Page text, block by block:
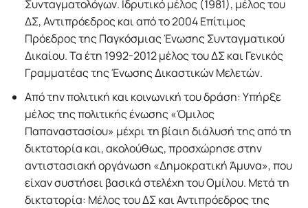
Συνταγματολόγων. Ιδρυτικό μέλος (1981), μέλος του
ΔΣ, Αντιπρόεδρος και από το 2004 Επίτιμος
Πρόεδρος της Παγκόσμιας Ένωσης Συνταγματικού
Δικαίου. Τα έτη 1992-2012 μέλος του ΔΣ και Γενικός
Γραμματέας της Ένωσης Δικαστικών Μελετών.
Από την πολιτική και κοινωνική του δράση: Υπήρξε
μέλος της πολιτικής ένωσης «Όμιλος
Παπαναστασίου» μέχρι τη βίαιη διάλυσή της από τη
δικτατορία και, ακολούθως, προσχώρησε στην
αντιστασιακή οργάνωση «Δημοκρατική Άμυνα», που
είχαν συστήσει βασικά στελέχη του Ομίλου. Μετά τη
δικτατορία: Μέλος του ΔΣ και Αντιπρόεδρος της